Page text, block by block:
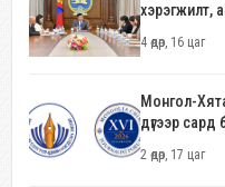
хэрэгжилт,
4 өдөр, 16 цаг
Монгол-
дүгээр сард
2 өдөр, 17 цаг